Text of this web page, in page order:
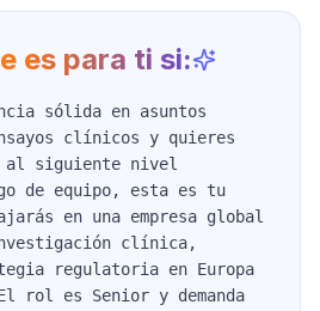
es para ti si:
sólida en asuntos
clínicos y quieres
siguiente nivel
de equipo, esta es tu
en una empresa global
clínica,
regulatoria en Europa
rol es Senior y demanda